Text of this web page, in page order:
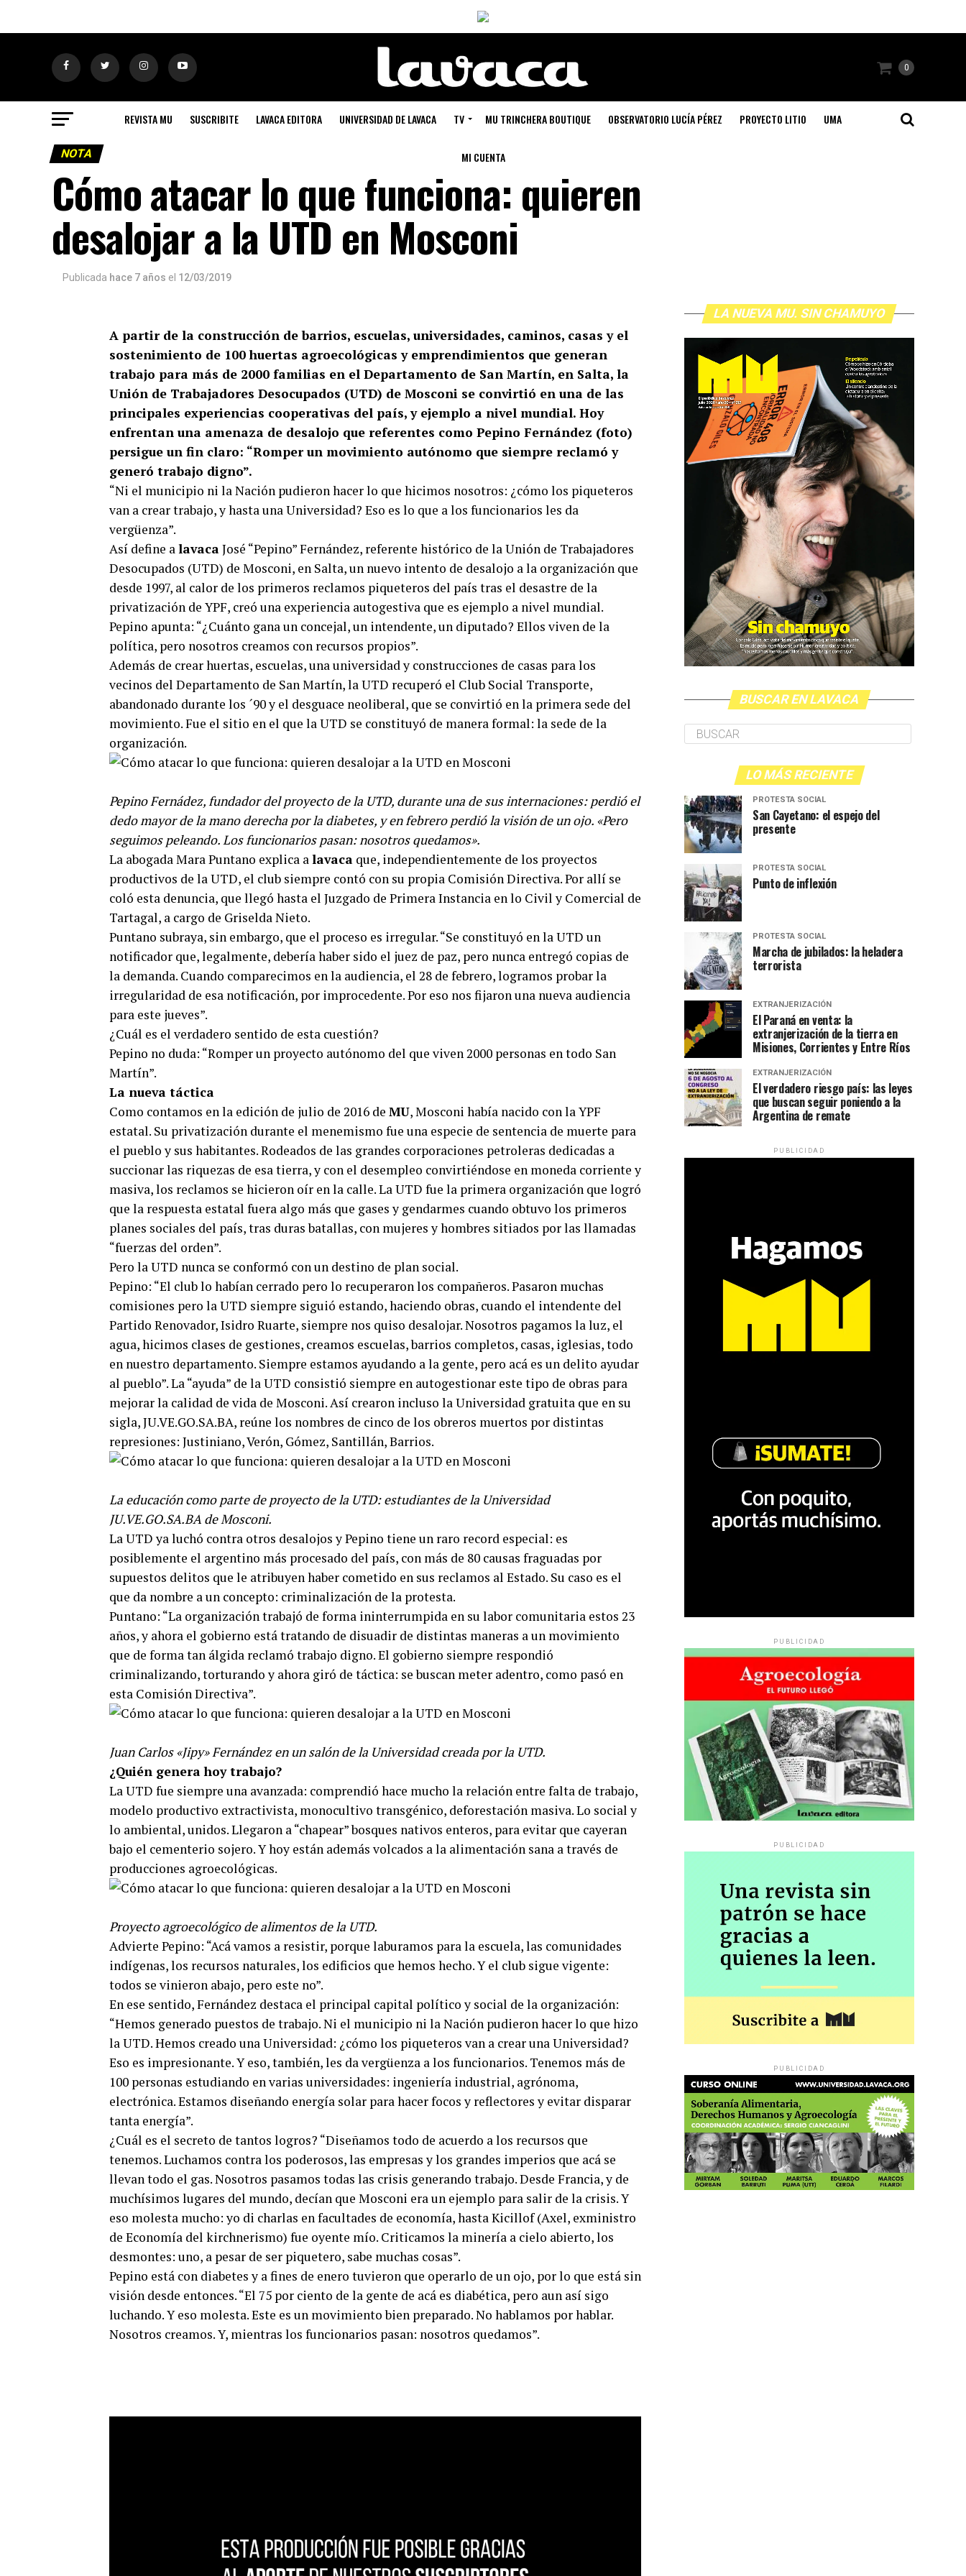
0
REVISTA MU SUSCRIBITE LAVACA EDITORA UNIVERSIDAD DE LAVACA TV MU TRINCHERA BOUTIQUE OBSERVATORIO LUCÍA PÉREZ PROYECTO LITIO UMA
MI CUENTA
NOTA
Cómo atacar lo que funciona: quieren
desalojar a la UTD en Mosconi
Publicada hace 7 años el 12/03/2019
A partir de la construcción de barrios, escuelas, universidades, caminos, casas y el
sostenimiento de 100 huertas agroecológicas y emprendimientos que generan
trabajo para más de 2000 familias en el Departamento de San Martín, en Salta, la
Unión de Trabajadores Desocupados (UTD) de Mosconi se convirtió en una de las
principales experiencias cooperativas del país, y ejemplo a nivel mundial. Hoy
enfrentan una amenaza de desalojo que referentes como Pepino Fernández (foto)
persigue un fin claro: “Romper un movimiento autónomo que siempre reclamó y
generó trabajo digno”.
“Ni el municipio ni la Nación pudieron hacer lo que hicimos nosotros: ¿cómo los piqueteros
van a crear trabajo, y hasta una Universidad? Eso es lo que a los funcionarios les da
vergüenza”.
Así define alavacaJosé “Pepino” Fernández, referente histórico de la Unión de Trabajadores
Desocupados (UTD) de Mosconi, en Salta, un nuevo intento de desalojo a la organización que
desde 1997, al calor de los primeros reclamos piqueteros del país tras el desastre de la
privatización de YPF, creó una experiencia autogestiva que es ejemplo a nivel mundial.
Pepino apunta: “¿Cuánto gana un concejal, un intendente, un diputado? Ellos viven de la
política, pero nosotros creamos con recursos propios”.
Además de crear huertas, escuelas, una universidad y construcciones de casas para los
vecinos del Departamento de San Martín, la UTD recuperó el Club Social Transporte,
abandonado durante los ´90 y el desguace neoliberal, que se convirtió en la primera sede del
movimiento. Fue el sitio en el que la UTD se constituyó de manera formal: la sede de la
organización.
Pepino Fernádez, fundador del proyecto de la UTD, durante una de sus internaciones: perdió el
dedo mayor de la mano derecha por la diabetes, y en febrero perdió la visión de un ojo. «Pero
seguimos peleando. Los funcionarios pasan: nosotros quedamos».
La abogada Mara Puntano explica alavaca que, independientemente de los proyectos
productivos de la UTD, el club siempre contó con su propia Comisión Directiva. Por allí se
coló esta denuncia, que llegó hasta el Juzgado de Primera Instancia en lo Civil y Comercial de
Tartagal, a cargo de Griselda Nieto.
Puntano subraya, sin embargo, que el proceso es irregular. “Se constituyó en la UTD un
notificador que, legalmente, debería haber sido el juez de paz, pero nunca entregó copias de
la demanda. Cuando comparecimos en la audiencia, el 28 de febrero, logramos probar la
irregularidad de esa notificación, por improcedente. Por eso nos fijaron una nueva audiencia
para este jueves”.
¿Cuál es el verdadero sentido de esta cuestión?
Pepino no duda: “Romper un proyecto autónomo del que viven 2000 personas en todo San
Martín”.
La nueva táctica
Como contamos en la edición de julio de 2016 de MU, Mosconi había nacido con la YPF
estatal. Su privatización durante el menemismo fue una especie de sentencia de muerte para
el pueblo y sus habitantes. Rodeados de las grandes corporaciones petroleras dedicadas a
succionar las riquezas de esa tierra, y con el desempleo convirtiéndose en moneda corriente y
masiva, los reclamos se hicieron oír en la calle. La UTD fue la primera organización que logró
que la respuesta estatal fuera algo más que gases y gendarmes cuando obtuvo los primeros
planes sociales del país, tras duras batallas, con mujeres y hombres sitiados por las llamadas
“fuerzas del orden”.
Pero la UTD nunca se conformó con un destino de plan social.
Pepino: “El club lo habían cerrado pero lo recuperaron los compañeros. Pasaron muchas
comisiones pero la UTD siempre siguió estando, haciendo obras, cuando el intendente del
Partido Renovador, Isidro Ruarte, siempre nos quiso desalojar. Nosotros pagamos la luz, el
agua, hicimos clases de gestiones, creamos escuelas, barrios completos, casas, iglesias, todo
en nuestro departamento. Siempre estamos ayudando a la gente, pero acá es un delito ayudar
al pueblo”. La “ayuda” de la UTD consistió siempre en autogestionar este tipo de obras para
mejorar la calidad de vida de Mosconi. Así crearon incluso la Universidad gratuita que en su
sigla, JU.VE.GO.SA.BA, reúne los nombres de cinco de los obreros muertos por distintas
represiones: Justiniano, Verón, Gómez, Santillán, Barrios.
La educación como parte de proyecto de la UTD: estudiantes de la Universidad
JU.VE.GO.SA.BA de Mosconi.
La UTD ya luchó contra otros desalojos y Pepino tiene un raro record especial: es
posiblemente el argentino más procesado del país, con más de 80 causas fraguadas por
supuestos delitos que le atribuyen haber cometido en sus reclamos al Estado. Su caso es el
que da nombre a un concepto: criminalización de la protesta.
Puntano: “La organización trabajó de forma ininterrumpida en su labor comunitaria estos 23
años, y ahora el gobierno está tratando de disuadir de distintas maneras a un movimiento
que de forma tan álgida reclamó trabajo digno. El gobierno siempre respondió
criminalizando, torturando y ahora giró de táctica: se buscan meter adentro, como pasó en
esta Comisión Directiva”.
Juan Carlos «Jipy» Fernández en un salón de la Universidad creada por la UTD.
¿Quién genera hoy trabajo?
La UTD fue siempre una avanzada: comprendió hace mucho la relación entre falta de trabajo,
modelo productivo extractivista, monocultivo transgénico, deforestación masiva. Lo social y
lo ambiental, unidos. Llegaron a “chapear” bosques nativos enteros, para evitar que cayeran
bajo el cementerio sojero. Y hoy están además volcados a la alimentación sana a través de
producciones agroecológicas.
Proyecto agroecológico de alimentos de la UTD.
Advierte Pepino: “Acá vamos a resistir, porque laburamos para la escuela, las comunidades
indígenas, los recursos naturales, los edificios que hemos hecho. Y el club sigue vigente:
todos se vinieron abajo, pero este no”.
En ese sentido, Fernández destaca el principal capital político y social de la organización:
“Hemos generado puestos de trabajo. Ni el municipio ni la Nación pudieron hacer lo que hizo
la UTD. Hemos creado una Universidad: ¿cómo los piqueteros van a crear una Universidad?
Eso es impresionante. Y eso, también, les da vergüenza a los funcionarios. Tenemos más de
100 personas estudiando en varias universidades: ingeniería industrial, agrónoma,
electrónica. Estamos diseñando energía solar para hacer focos y reflectores y evitar disparar
tanta energía”.
¿Cuál es el secreto de tantos logros? “Diseñamos todo de acuerdo a los recursos que
tenemos. Luchamos contra los poderosos, las empresas y los grandes imperios que acá se
llevan todo el gas. Nosotros pasamos todas las crisis generando trabajo. Desde Francia, y de
muchísimos lugares del mundo, decían que Mosconi era un ejemplo para salir de la crisis. Y
eso molesta mucho: yo di charlas en facultades de economía, hasta Kicillof (Axel, exministro
de Economía del kirchnerismo) fue oyente mío. Criticamos la minería a cielo abierto, los
desmontes: uno, a pesar de ser piquetero, sabe muchas cosas”.
Pepino está con diabetes y a fines de enero tuvieron que operarlo de un ojo, por lo que está sin
visión desde entonces. “El 75 por ciento de la gente de acá es diabética, pero aun así sigo
luchando. Y eso molesta. Este es un movimiento bien preparado. No hablamos por hablar.
Nosotros creamos. Y, mientras los funcionarios pasan: nosotros quedamos”.
LA NUEVA MU. SIN CHAMUYO
BUSCAR EN LAVACA
LO MÁS RECIENTE
PROTESTA SOCIAL
San Cayetano: el espejo del
presente
PROTESTA SOCIAL
Punto de inflexión
PROTESTA SOCIAL
Marcha de jubilados: la heladera
terrorista
EXTRANJERIZACIÓN
El Paraná en venta: la
extranjerización de la tierra en
Misiones, Corrientes y Entre Ríos
EXTRANJERIZACIÓN
El verdadero riesgo país: las leyes
que buscan seguir poniendo a la
Argentina de remate
PUBLICIDAD
PUBLICIDAD
PUBLICIDAD
PUBLICIDAD